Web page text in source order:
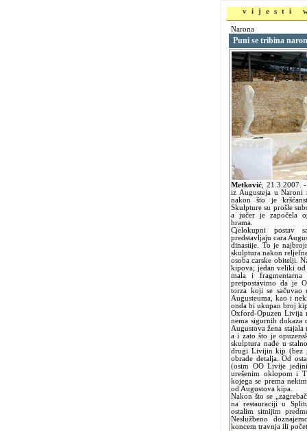
vijesti
Narona
Puni se tribina
Metković 21.3.2007.-
iz Augusteja u Naroni
nakon što je
Skulpture su prošle
a jučer je započela
hrama.
Cjelokupni postav
predstavljaju cara
dinastije. To je
skulptura nakon
osoba carske obitelji.
kipova; jedan veliki od
mala i
pretpostavimo da je
torza koji se sačuvao
Augusteuma, kao i
onda bi ukupan broj
Oxford-Opuzen Livija
nema sigurnih dokaza
Augustova žena
a i zato što je
skulptura nađe u
drugi Livijin kip (bez
obrade detalja. Od
(osim OO Livije
urešenim oklopom i
kojega se prema
od Augustova kipa.
Nakon što se
na restauraciji u
ostalim sitnijim
Neslužbeno
koncem travnja ili